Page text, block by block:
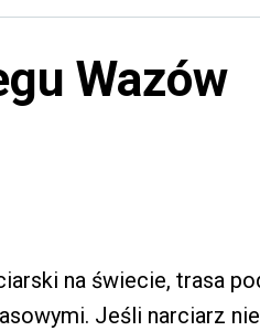
Wazów
na świecie, trasa
Jeśli narciarz